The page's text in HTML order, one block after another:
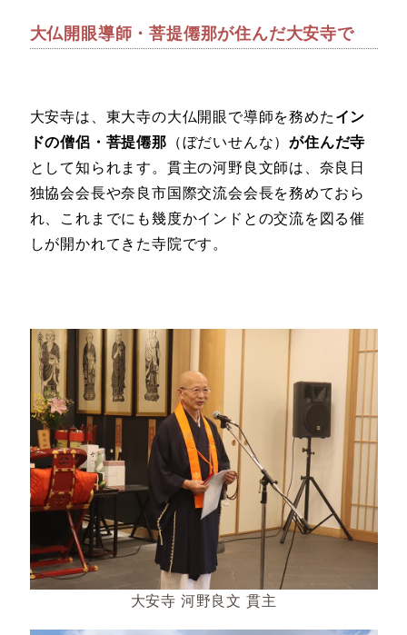
大仏開眼導師・菩提僊那が住んだ大安寺で
大安寺は、東大寺の大仏開眼で導師を務めたイン
ドの僧侶・菩提僊那 （ぼだいせんな）が住んだ寺
として知られます。貫主の河野良文師は、奈良日
独協会会長や奈良市国際交流会会長を務めておら
れ、これまでにも幾度かインドとの交流を図る催
しが開かれてきた寺院です。
大安寺 河野良文 貫主